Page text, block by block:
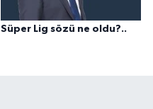
Süper Lig sözü ne oldu?..